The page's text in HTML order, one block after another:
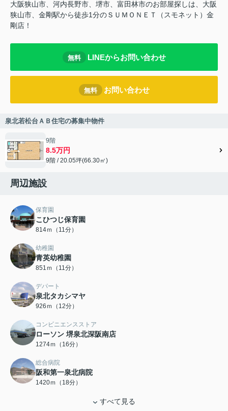
大阪狭山市、河内長野市、堺市、富田林市のお部屋探しは、大阪
狭山市、金剛駅から徒歩1分のＳＵＭＯＮＥＴ（スモネット）金
剛店！
無料 LINEからお問い合わせ
無料 お問い合わせ
泉北若松台ＡＢ住宅の募集中物件
9階
8.5万円
9階 / 20.05坪(66.30㎡)
周辺施設
保育園
こひつじ保育園
814ｍ（11分）
幼稚園
青英幼稚園
851ｍ（11分）
デパート
泉北タカシマヤ
926ｍ（12分）
コンビニエンスストア
ローソン 堺泉北深阪南店
1274ｍ（16分）
総合病院
阪和第一泉北病院
1420ｍ（18分）
すべて見る